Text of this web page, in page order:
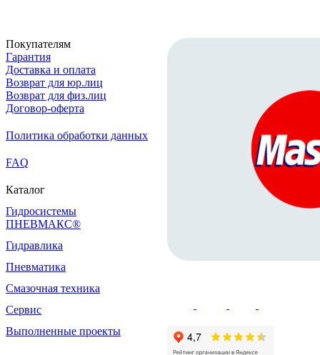
Покупателям
Гарантия
Доставка и оплата
Возврат для юр.лиц
Возврат для физ.лиц
Договор-оферта
Политика обработки данных
FAQ
Каталог
Гидросистемы
ПНЕВМАКС®
Гидравлика
Пневматика
Смазочная техника
Сервис
Выполненные проекты